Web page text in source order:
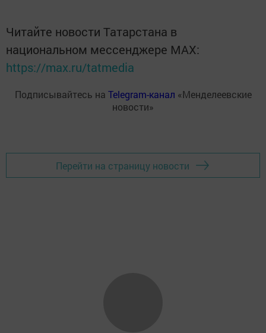
Читайте новости Татарстана в
национальном мессенджере MАХ:
https://max.ru/tatmedia
Подписывайтесь на Telegram-канал «Менделеевские
новости»
Перейти на страницу новости